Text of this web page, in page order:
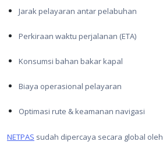
Jarak pelayaran antar pelabuhan
Perkiraan waktu perjalanan (ETA)
Konsumsi bahan bakar kapal
Biaya operasional pelayaran
Optimasi rute & keamanan navigasi
NETPAS sudah dipercaya secara global